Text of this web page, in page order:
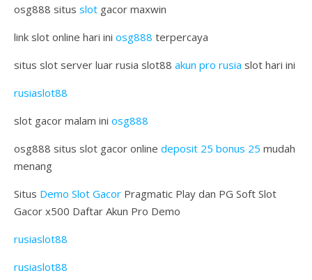
osg888 situs slot gacor maxwin
link slot online hari ini osg888 terpercaya
situs slot server luar rusia slot88 akun pro rusia slot hari ini
rusiaslot88
slot gacor malam ini osg888
osg888 situs slot gacor online deposit 25 bonus 25 mudah
menang
Situs Demo Slot Gacor Pragmatic Play dan PG Soft Slot
Gacor x500 Daftar Akun Pro Demo
rusiaslot88
rusiaslot88